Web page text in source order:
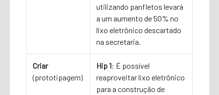
utilizando panfletos levará
a um aumento de 50% no
lixo eletrônico descartado
na secretaria.
Criar
(prototipagem)
Hip 1: É possível
reaproveitar lixo eletrônico
para a construção de